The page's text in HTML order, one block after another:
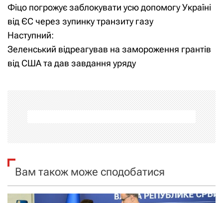
а
в
і
а
ц
і
я
з
Фіцо погрожує заблокувати усю допомогу Україні
від ЄС через зупинку транзиту газу
Наступний:
Зеленський відреагував на замороження грантів
від США та дав завдання уряду
Вам також може сподобатися